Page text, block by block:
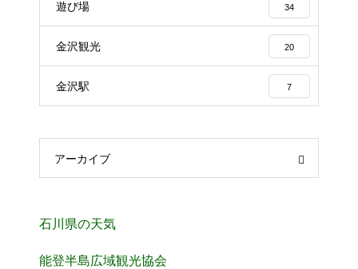
遊び場 34
金沢観光 20
金沢駅 7
アーカイブ
石川県の天気
能登半島広域観光協会